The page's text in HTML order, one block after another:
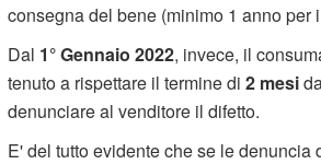
consegna del bene (minimo 1 anno per
Dal 1° Gennaio 2022, invece, il
tenuto a rispettare il termine di2 mesi
denunciare al venditore il difetto.
E' del tutto evidente che se le denuncia